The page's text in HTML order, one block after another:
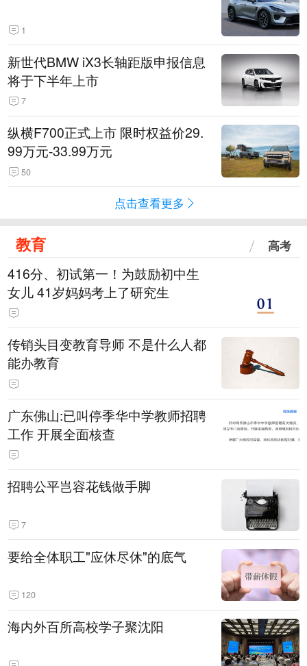
1
新世代BMW iX3长轴距版申报信息
将于下半年上市
7
纵横F700正式上市 限时权益价29.
99万元-33.99万元
50
点击查看更多
教育 高考
416分、初试第一！为鼓励初中生
女儿 41岁妈妈考上了研究生
传销头目变教育导师 不是什么人都
能办教育
广东佛山:已叫停季华中学教师招聘
工作 开展全面核查
招聘公平岂容花钱做手脚
7
要给全体职工"应休尽休"的底气
120
海内外百所高校学子聚沈阳